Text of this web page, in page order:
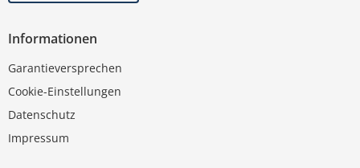
Informationen
Garantieversprechen
Cookie-Einstellungen
Datenschutz
Impressum